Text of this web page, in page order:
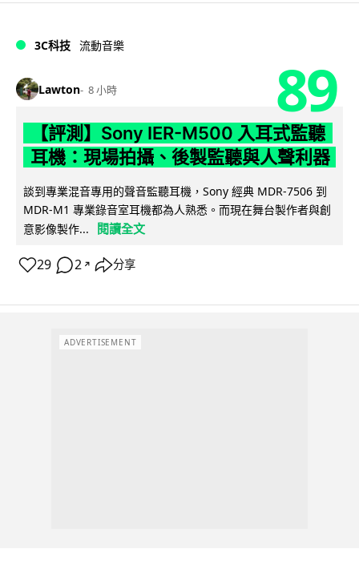
3C科技 流動音樂
Lawton 8 小時 89
【評測】Sony IER-M500 入耳式監聽
耳機：現場拍攝、後製監聽與人聲利器
談到專業混音專用的聲音監聽耳機，Sony 經典 MDR-7506 到
MDR-M1 專業錄音室耳機都為人熟悉。而現在舞台製作者與創
意影像製作...
閱讀全文
29 2 ↗ 分享
ADVERTISEMENT